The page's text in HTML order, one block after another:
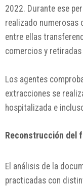
2022. Durante ese
realizado numerosas
entre ellas
comercios y
Los agentes
extracciones se
hospitalizada e
Reconstrucción del
El análisis de la
practicadas con